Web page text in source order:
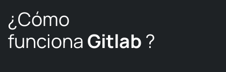
¿Cómo
funcionaGitlab?